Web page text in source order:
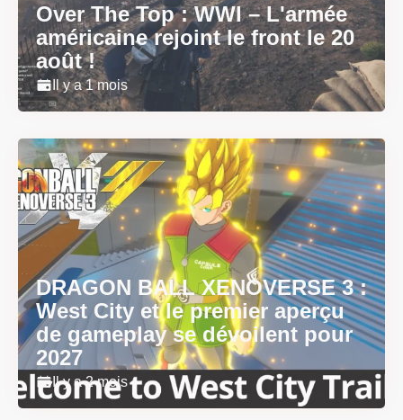
Over The Top : WWI – L'armée
américaine rejoint le front le 20
août !
Il y a 1 mois
DRAGON BALL XENOVERSE 3 :
West City et le premier aperçu
de gameplay se dévoilent pour
2027
Il y a 2 mois